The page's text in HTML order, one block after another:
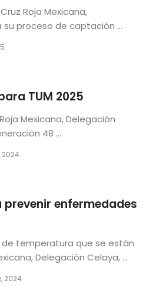
Roja Mexicana,
proceso de captación ...
TUM 2025
Mexicana, Delegación
48 ...
2024
prevenir enfermedades
temperatura que se están
Delegación Celaya, ...
2024